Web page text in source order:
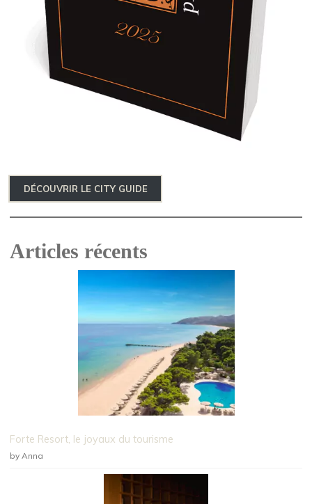
DÉCOUVRIR LE CITY GUIDE
Articles récents
Forte Resort, le joyaux du tourisme
by Anna